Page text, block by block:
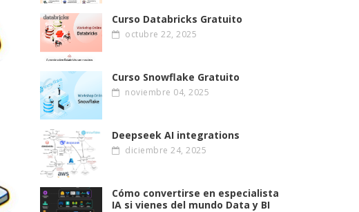
Curso Databricks Gratuito
octubre 22, 2025
Curso Snowflake Gratuito
noviembre 04, 2025
Deepseek AI integrations
diciembre 24, 2025
Cómo convertirse en especialista
IA si vienes del mundo Data y BI